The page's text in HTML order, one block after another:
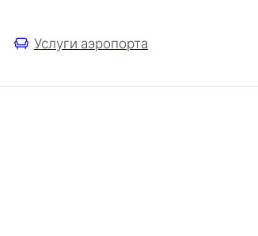
Услуги аэропорта